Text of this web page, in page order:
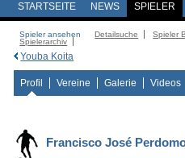
STARTSEITE NEWS SPIELER
Spieler ansehen Detailsuche Spieler
Spielerarchiv
Youba Koita
Profil Vereine Galerie Videos
Francisco José